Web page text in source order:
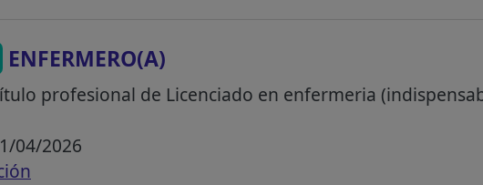
ENFERMERO(A)
profesional de Licenciado en enfermeria
04/2026